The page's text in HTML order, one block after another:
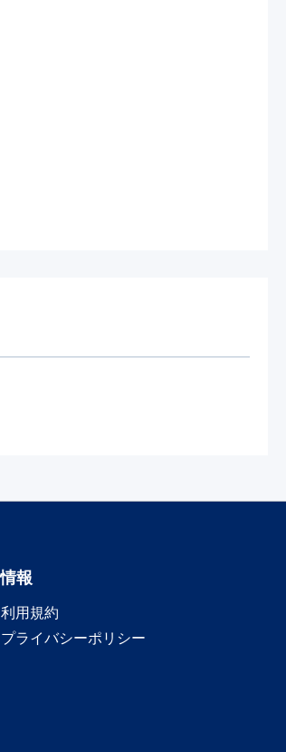
情報
利用規約
プライバシーポリシー